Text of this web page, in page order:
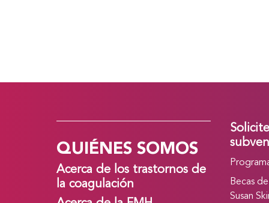
QUIÉNES SOMOS
Acerca de los trastornos de
la coagulación
Becas
Susan